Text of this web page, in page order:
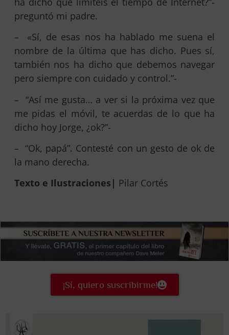
preguntó mi padre.
– «Sí, de esas nos ha hablado me suena el
nombre de la última que has dicho. Pues sí,
también nos ha dicho que debemos navegar
pero siempre con cuidado y control.”-
– “Así me gusta… a ver si la próxima vez que
me pidas el móvil, te acuerdas de lo que ha
dicho hoy Jorge, ¿ok?”-
– “Ok, papá”. Contesté con un gesto de ok de
la mano derecha.
Texto e Ilustraciones| Pilar Cortés
¡Sí, quiero suscribirme!